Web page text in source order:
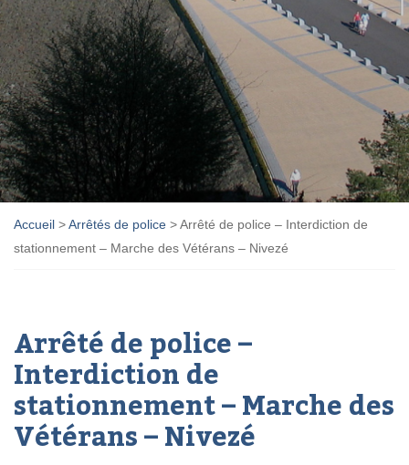
Accueil >Arrêtés de police >Arrêté de police – Interdiction de
stationnement – Marche des Vétérans – Nivezé
Arrêté de police –
Interdiction de
stationnement – Marche des
Vétérans – Nivezé